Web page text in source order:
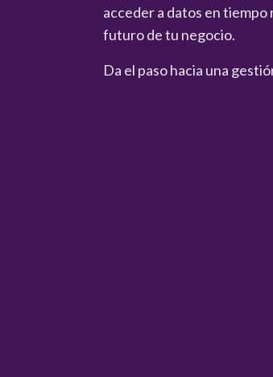
acceder a datos en tiempo
futuro de tu negocio.
Da el paso hacia una